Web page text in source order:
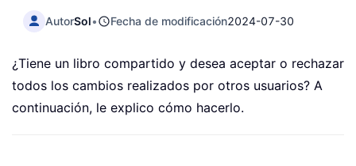
AutorSol• Fecha de modificación2024-07-30
¿Tiene un libro compartido y desea aceptar o rechazar
todos los cambios realizados por otros usuarios? A
continuación, le explico cómo hacerlo.